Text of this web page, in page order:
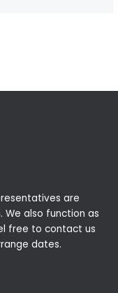
are
. We also function as
free to contact us
dates.